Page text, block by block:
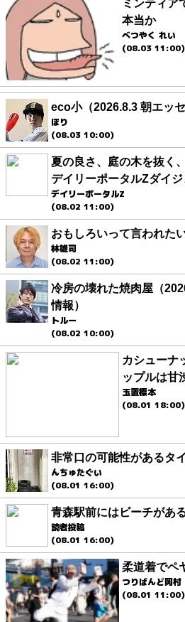
ミンティア
本当か
べつやく れい
(08.03 11:00)
eco小（2026.8.3 朝エッ
ほり
(08.03 10:00)
夏の良さ、庭の木を抜く
デイリーポータルZダイジ
デイリーポータルZ
(08.02 11:00)
おもしろいって言われた
林雄司
(08.02 11:00)
冷房の壊れた焼肉屋（
情報）
トルー
(08.02 10:00)
カシューナ
ップルは甘
玉置標本
(08.01 18:00)
非常口の可能性があるタ
んちゅたぐい
(08.01 16:00)
青森駅前にはビーチがあ
読者投稿
(08.01 16:00)
柔道着でペ
つりばんど岡村
(08.01 11:00)